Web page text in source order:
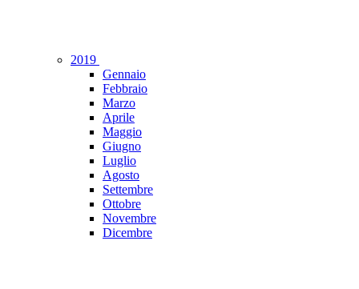
2019
Gennaio
Febbraio
Marzo
Aprile
Maggio
Giugno
Luglio
Agosto
Settembre
Ottobre
Novembre
Dicembre